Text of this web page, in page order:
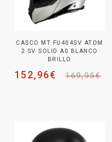
CASCO MT FU404SV ATOM
2 SV SOLID A0 BLANCO
BRILLO
169,95€
152,96€